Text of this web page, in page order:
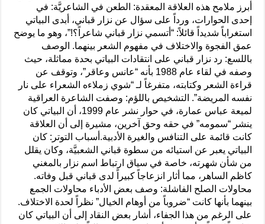
أبرز ملامح هذه العلاقة المعقدة: الطعن في الشاعريَّة: في
إحدى الحوارات، ورداً على سؤال عن نزار قباني، أبدى البياتي
استغراباً شديداً قائلاً: “أتسمي نزار قباني شاعراً؟!”، وهو ما يوضح
عمق الفجوة والاختلاف في مفهوم الشعر بينهما. الوصف
باللسع: رد نزار قباني على انتقادات البياتي بحدة مماثلة، حيث
وصفه في لقاء عام 1988 بأنه “عانس وعاقر”، وتوقف عن
قراءة الشعر وكتابته، متفرغاً لـ “شوي زملاءه الشعراء على نار
نفسه المريضة”. التشخيص باللؤم: وصفت الشاعرة العراقية
لميعة عباس عمارة، في حوار نشر عام 1999، أن البياتي كان
ينشر “سمومه” في حقه وحق آخرين، مشيرة إلى أن العلاقة
كانت قائمة على التنافس والغيرة الأدبية.أسباب التوتر: كان
البياتي يعبر عن استيائه من سطوة قباني الشعبيَّة، وكان يقلل
من شأن شهرته، خاصة في سياق ارتباط اسم نزار بالمغني
كاظم الساهر، مما أثار انزعاجاً كبيراً لدى قباني قبل وفاته.
محاولات الصلح الفاشلة: وصف بعض الأدباء محاولات الجمع
بينهما بأنها كانت “ضروباً من أوهام الخيال” نظراً لحدة الاختلاف.
على الرغم من هذا الجفاء، أشار بعض النقاد إلى أن البياتي كان